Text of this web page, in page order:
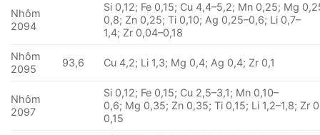
Nhôm
2094
Si 0,12; Fe 0,15; Cu 4,4–5,2; Mn 0,25; Mg
0,8; Zn 0,25; Ti 0,10; Ag 0,25–0,6; Li 0,7–
1,4; Zr 0,04–0,18
Nhôm
2095
93,6 Cu 4,2; Li 1,3; Mg 0,4; Ag 0,4; Zr 0,1
Nhôm
2097
Si 0,12; Fe 0,15; Cu 2,5–3,1; Mn 0,10–
0,6; Mg 0,35; Zn 0,35; Ti 0,15; Li 1,2–1,8; Zr
0,15